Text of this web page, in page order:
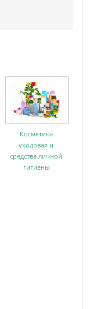
Косметика
уходовая и
средства личной
гигиены